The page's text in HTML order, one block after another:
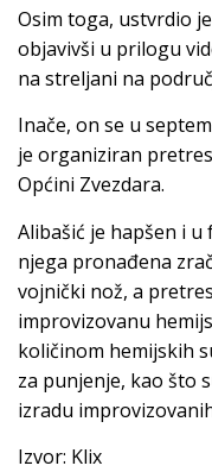
Osim toga, ustvrdio
objavivši u prilogu
na streljani na
Inače, on se u
je organiziran
Općini Zvezdara.
Alibašić je hapšen i u
njega pronađena
vojnički nož, a
improvizovanu
količinom hemijskih
za punjenje, kao što
izradu
Izvor: Klix